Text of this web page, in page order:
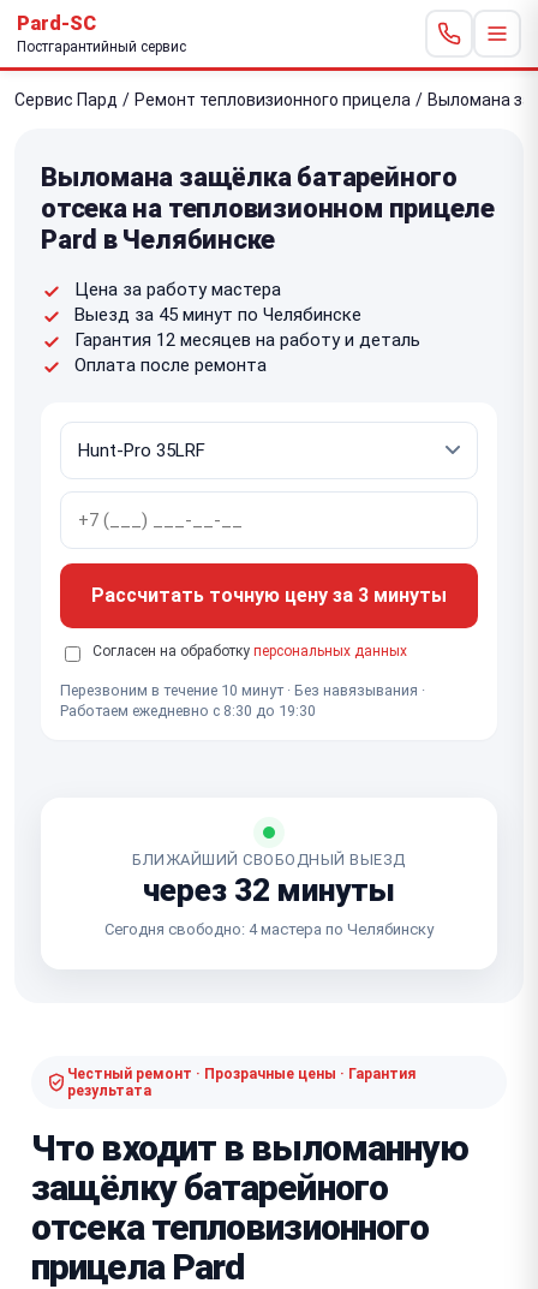
Pard-SC
Постгарантийный сервис
Сервис Пард / Ремонт тепловизионного прицела / Выломана
Выломана защёлка батарейного
отсека на тепловизионном прицеле
Pard в Челябинске
Цена за работу мастера
Выезд за 45 минут по Челябинске
Гарантия 12 месяцев на работу и деталь
Оплата после ремонта
Рассчитать точную цену за 3 минуты
Согласен на обработку персональных данных
Перезвоним в течение 10 минут · Без навязывания ·
Работаем ежедневно с 8:30 до 19:30
БЛИЖАЙШИЙ СВОБОДНЫЙ ВЫЕЗД
через 32 минуты
Сегодня свободно: 4 мастера по Челябинску
Честный ремонт · Прозрачные цены · Гарантия
результата
Что входит в выломанную
защёлку батарейного
отсека тепловизионного
прицела Pard